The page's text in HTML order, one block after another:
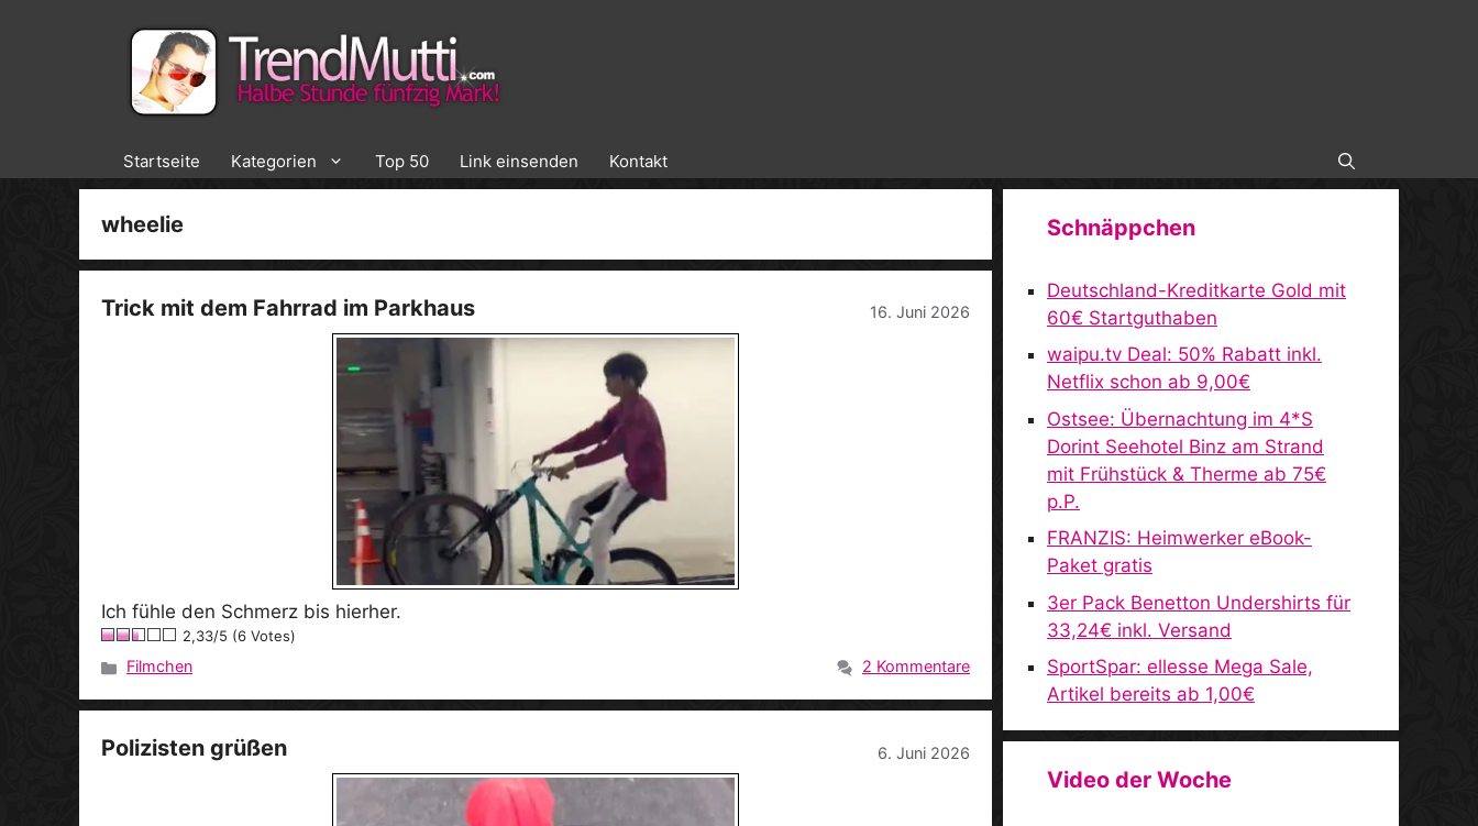
Startseite Kategorien Top 50 Link einsenden Kontakt
wheelie
Trick mit dem Fahrrad im Parkhaus 16. Juni 2026
Ich fühle den Schmerz bis hierher.
2,33/5 (6 Votes)
Kategorien
Filmchen 2 Kommentare
Polizisten grüßen 6. Juni 2026
Schnäppchen
Deutschland-Kreditkarte Gold mit
60€ Startguthaben
waipu.tv Deal: 50% Rabatt inkl.
Netflix schon ab 9,00€
Ostsee: Übernachtung im 4*S
Dorint Seehotel Binz am Strand
mit Frühstück & Therme ab 75€
p.P.
FRANZIS: Heimwerker eBook-
Paket gratis
3er Pack Benetton Undershirts für
33,24€ inkl. Versand
SportSpar: ellesse Mega Sale,
Artikel bereits ab 1,00€
Video der Woche